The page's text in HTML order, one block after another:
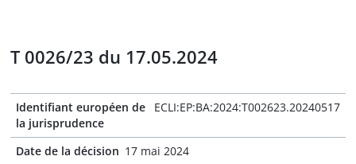
T 0026/23 du 17.05.2024
Identifiant européen de
la jurisprudence
ECLI:EP:BA:2024:T002623.20240517
Date de la décision 17 mai 2024